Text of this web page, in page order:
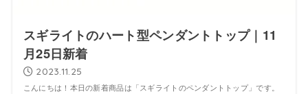
スギライトのハート型ペンダントトップ｜11
月25日新着
2023.11.25
こんにちは！本日の新着商品は「スギライトのペンダントトップ」です。